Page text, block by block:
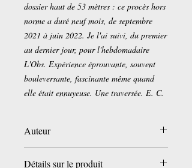
dossier haut de 53 mètres : ce procès hors
norme a duré neuf mois, de septembre
2021 à juin 2022. Je l'ai suivi, du premier
au dernier jour, pour l'hebdomadaire
L'Obs. Expérience éprouvante, souvent
bouleversante, fascinante même quand
elle était ennuyeuse. Une traversée. E. C.
Auteur
Détails sur le produit